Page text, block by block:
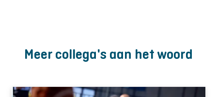
Meer collega's aan het woord